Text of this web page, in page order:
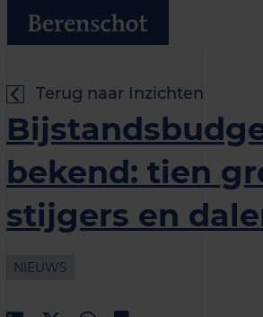
Terug naar Inzichten
bekend: tien
stijgers en
NIEUWS